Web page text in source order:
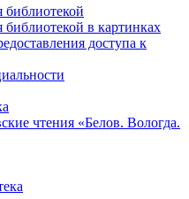
библиотекой
в картинках
доступа к
чтения «Белов. Вологда.